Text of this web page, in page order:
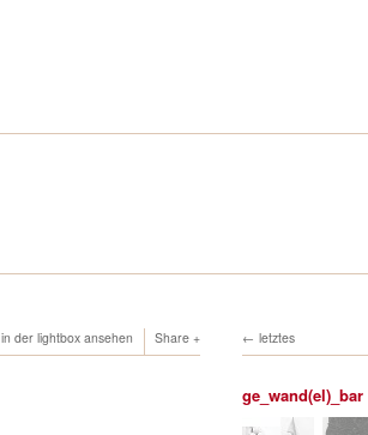
in der lightbox ansehen Share letztes
ge_wand(el)_bar